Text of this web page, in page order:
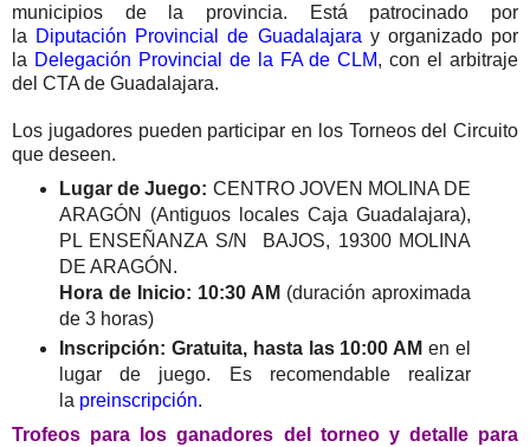
municipios de la provincia. Está patrocinado por
la Diputación Provincial de Guadalajara y organizado por
la Delegación Provincial de la FA de CLM, con el arbitraje
del CTA de Guadalajara.
Los jugadores pueden participar en los Torneos del Circuito
que deseen.
Lugar de Juego: CENTRO JOVEN MOLINA DE
ARAGÓN (Antiguos locales Caja Guadalajara),
PL ENSEÑANZA S/N BAJOS, 19300 MOLINA
DE ARAGÓN.
Hora de Inicio: 10:30 AM (duración aproximada
de 3 horas)
Inscripción: Gratuita, hasta las10:00 AM en el
lugar de juego. Es recomendable realizar
la preinscripción.
Trofeos para los ganadores del torneo y detalle para